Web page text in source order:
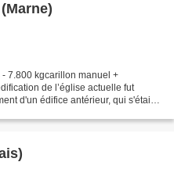
7.800 kgcarillon manuel +
de l’église actuelle fut
d'un édifice antérieur, qui s'était